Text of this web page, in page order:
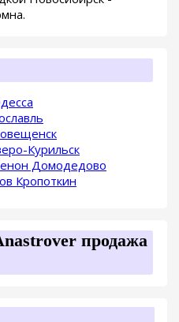
Курильск
Домодедово
Кропоткин
продажа